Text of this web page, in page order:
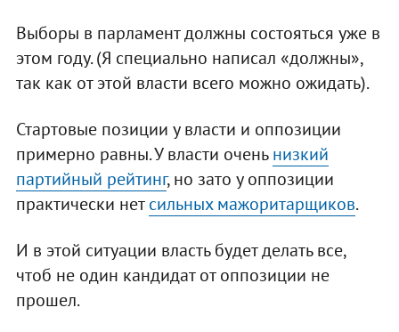
Выборы в парламент должны состояться уже в
этом году. (Я специально написал «должны»,
так как от этой власти всего можно ожидать).
Стартовые позиции у власти и оппозиции
примерно равны. У власти оченьнизкий
партийный рейтинг, но зато у оппозиции
практически нетсильных мажоритарщиков.
И в этой ситуации власть будет делать все,
чтоб не один кандидат от оппозиции не
прошел.